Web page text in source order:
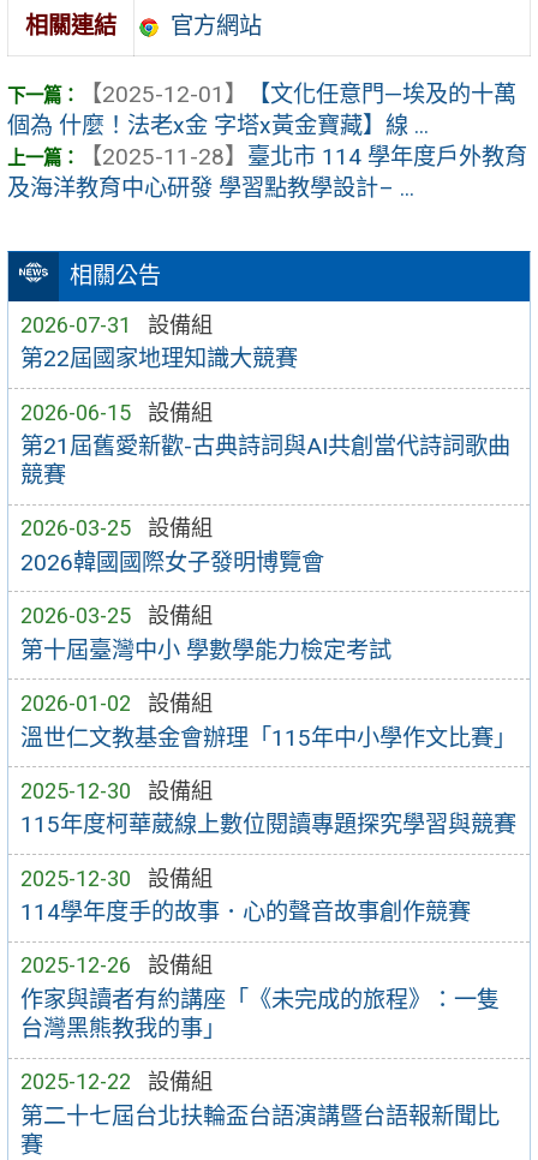
相關公告
2026-07-31 設備組
第22屆國家地理知識大競賽
2026-06-15 設備組
第21屆舊愛新歡-古典詩詞與AI共創當代詩詞歌曲
競賽
2026-03-25 設備組
2026韓國國際女子發明博覽會
2026-03-25 設備組
第十屆臺灣中小 學數學能力檢定考試
2026-01-02 設備組
溫世仁文教基金會辦理「115年中小學作文比賽」
2025-12-30 設備組
115年度柯華葳線上數位閱讀專題探究學習與競賽
2025-12-30 設備組
114學年度手的故事．心的聲音故事創作競賽
2025-12-26 設備組
作家與讀者有約講座「《未完成的旅程》：一隻
台灣黑熊教我的事」
2025-12-22 設備組
第二十七屆台北扶輪盃台語演講暨台語報新聞比
賽
相關連結
官方網站
【2025-12-01】
【文化任意門—埃及的十萬
個為 什麼！法老x金 字塔x黃金寶藏】線 ...
【2025-11-28】 臺北市 114 學年度戶外教育
及海洋教育中心研發 學習點教學設計– ...